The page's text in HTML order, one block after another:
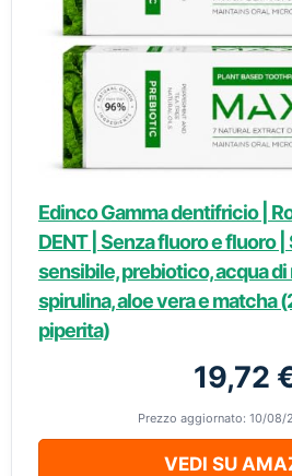
Edinco Gamma dentifricio |
DENT | Senza fluoro e fluoro
sensibile, prebiotico, acqua di
spirulina, aloe vera e matcha
piperita)
19,72
Prezzo aggiornato: 10/08/
VEDI SU